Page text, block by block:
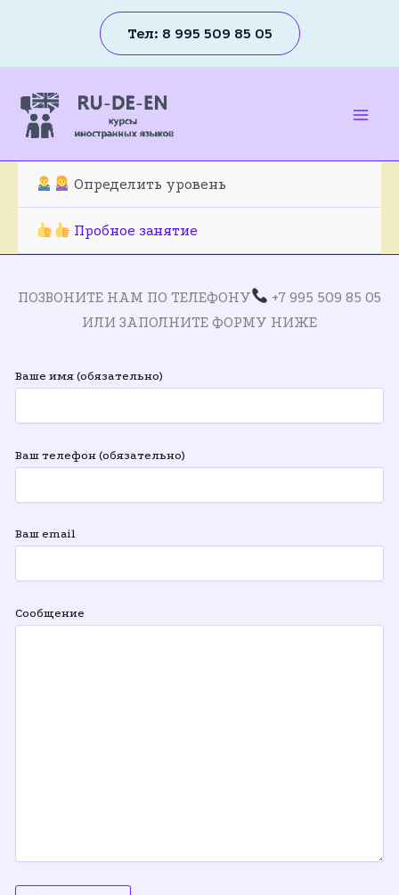
Тел: 8 995 509 85 05
Определить уровень
Пробное занятие
ПОЗВОНИТЕ НАМ ПО ТЕЛЕФОНУ
+7 995 509 85 05
ИЛИ ЗАПОЛНИТЕ ФОРМУ НИЖЕ
Ваше имя (обязательно)
Ваш телефон (обязательно)
Ваш email
Сообщение